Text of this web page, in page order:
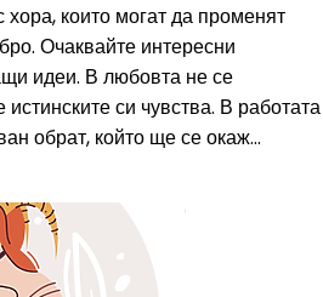
които могат да променят
Очаквайте интересни
идеи. В любовта не се
си чувства. В работата
обрат, който ще се окаж...